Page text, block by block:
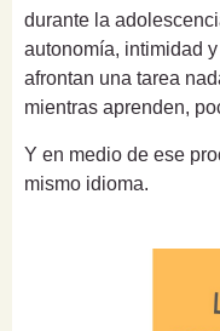
durante la
autonomía, intimidad
afrontan una tarea
mientras aprenden,
Y en medio de ese
mismo idioma.